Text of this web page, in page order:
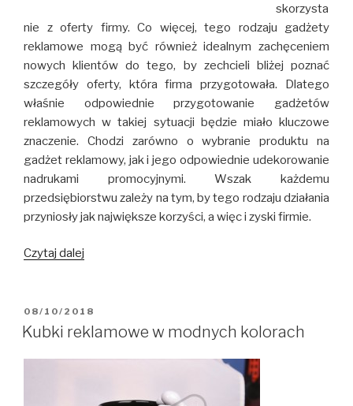
skorzysta
nie z oferty firmy. Co więcej, tego rodzaju gadżety
reklamowe mogą być również idealnym zachęceniem
nowych klientów do tego, by zechcieli bliżej poznać
szczegóły oferty, która firma przygotowała. Dlatego
właśnie odpowiednie przygotowanie gadżetów
reklamowych w takiej sytuacji będzie miało kluczowe
znaczenie. Chodzi zarówno o wybranie produktu na
gadżet reklamowy, jak i jego odpowiednie udekorowanie
nadrukami promocyjnymi. Wszak każdemu
przedsiębiorstwu zależy na tym, by tego rodzaju działania
przyniosły jak największe korzyści, a więc i zyski firmie.
Czytaj dalej
nowych
klientów
OPUBLIKOWANE
W
08/10/2018
Kubki reklamowe w modnych kolorach